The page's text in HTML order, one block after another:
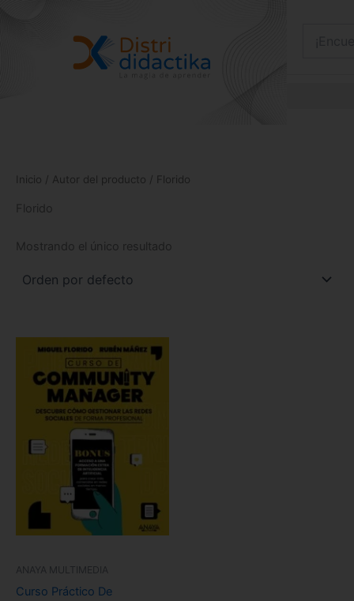
Inicio / Autor del producto / Florido
Florido
Mostrando el único resultado
ANAYA MULTIMEDIA
Curso Práctico De